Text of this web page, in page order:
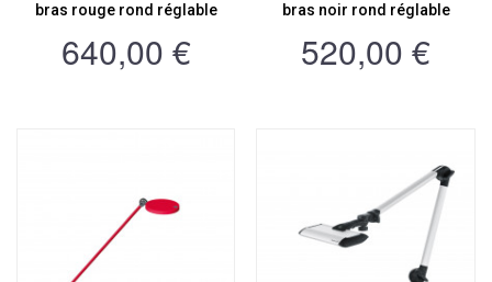
bras rouge rond réglable
640,00 €
bras noir rond réglable
520,00 €